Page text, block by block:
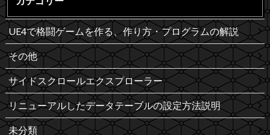
UE4で格闘ゲームを作る、作り方・プログラムの解説
その他
サイドスクロールエクスプローラー
リニューアルしたデータテーブルの設定方法説明
未分類